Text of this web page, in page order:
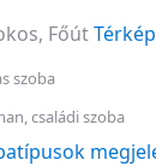
Főút
szoba
családi szoba